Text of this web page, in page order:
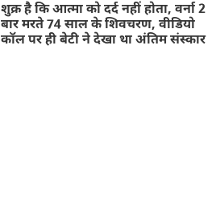
शुक्र है कि आत्मा को दर्द नहीं होता, वर्ना 2
बार मरते 74 साल के शिवचरण, वीडियो
कॉल पर ही बेटी ने देखा था अंतिम संस्कार